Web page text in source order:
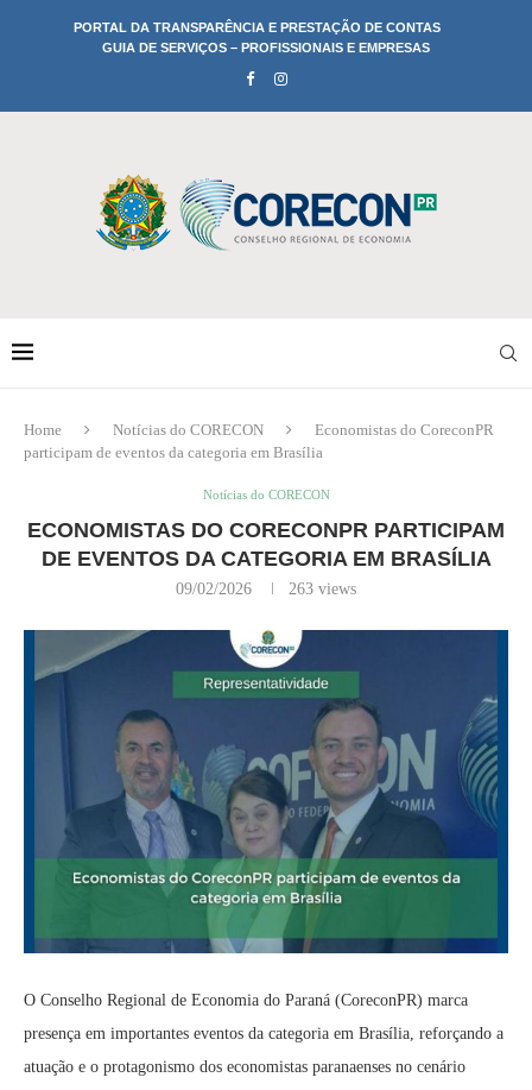
PORTAL DA TRANSPARÊNCIA E PRESTAÇÃO DE CONTAS
GUIA DE SERVIÇOS – PROFISSIONAIS E EMPRESAS
Home Notícias do CORECON
Economistas do CoreconPR
participam de eventos da categoria em Brasília
Notícias do CORECON
ECONOMISTAS DO CORECONPR PARTICIPAM
DE EVENTOS DA CATEGORIA EM BRASÍLIA
09/02/2026 263 views
O Conselho Regional de Economia do Paraná (CoreconPR) marca
presença em importantes eventos da categoria em Brasília, reforçando a
atuação e o protagonismo dos economistas paranaenses no cenário